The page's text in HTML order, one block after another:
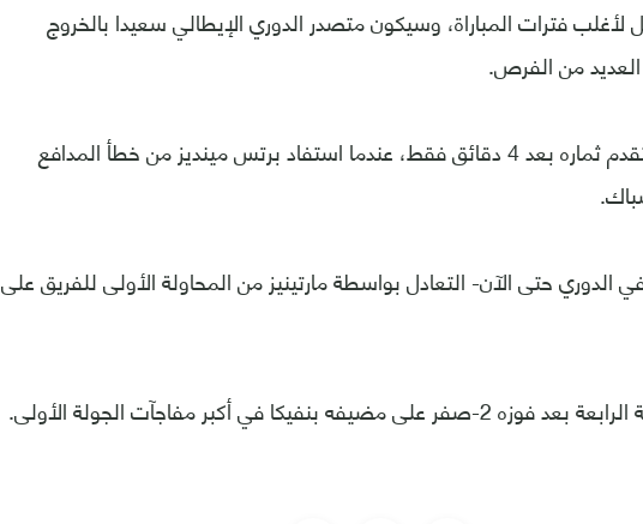
فترات المباراة، وسيكون متصدر الدوري الإيطالي سعيدا بالخروج
العديد من الفرص.
وأثمر ضغط سوسيداد المتقدم ثماره بعد 4 دقائق فقط، عندما استفاد برتس مينديز من خطأ المدافع
الدوري حتى الآن- التعادل بواسطة مارتينيز من المحاولة الأولى للفريق على
في أكبر مفاجآت الجولة الأولى.